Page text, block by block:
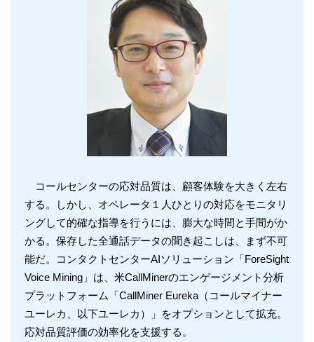
コールセンターの応対品質は、顧客体験を大きく左右
する。しかし、オペレータ１人ひとりの対応をモニタリ
ングして的確な指導を行うには、膨大な時間と手間がか
かる。保存した全通話データの聞き起こしは、まず不可
能だ。コンタクトセンターAIソリューション「ForeSight
Voice Mining」は、米CallMinerのエンゲージメント分析
プラットフォーム「CallMiner Eureka（コールマイナー
ユーレカ、以下ユーレカ）」をオプションとして拡充。
応対品質評価の効率化を支援する。